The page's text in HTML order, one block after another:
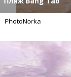
PhotoNorka